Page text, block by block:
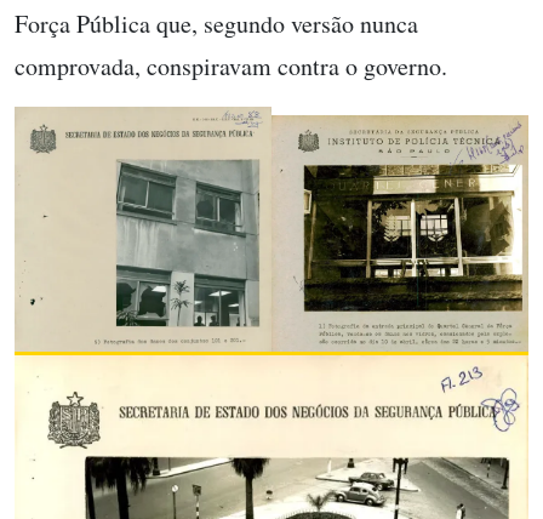
Força Pública que, segundo versão nunca
comprovada, conspiravam contra o governo.